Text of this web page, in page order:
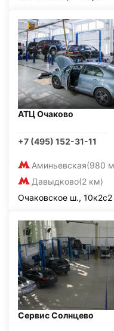
АТЦ Очаково
+7 (495) 152-31-11
Аминьевская(980
Давыдково(2 км)
Очаковское ш., 10к2с2
Сервис Солнцево